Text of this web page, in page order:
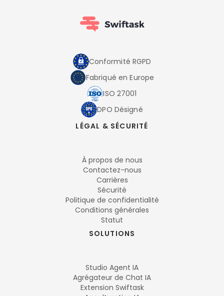
Conformité RGPD
Fabriqué en Europe
ISO 27001
DPO Désigné
LÉGAL & SÉCURITÉ
À propos de nous
Contactez-nous
Carrières
Sécurité
Politique de confidentialité
Conditions générales
Statut
SOLUTIONS
Studio Agent IA
Agrégateur de Chat IA
Extension Swiftask